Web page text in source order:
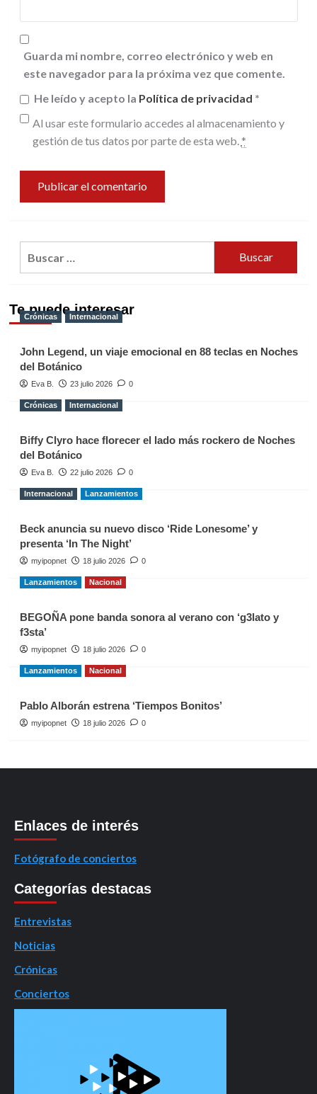
Guarda mi nombre, correo electrónico y web en
este navegador para la próxima vez que comente.
He leído y acepto la Política de privacidad *
Al usar este formulario accedes al almacenamiento y
gestión de tus datos por parte de esta web. *
Te puede interesar
Crónicas Internacional
John Legend, un viaje emocional en 88 teclas en Noches
del Botánico
Eva B. 23 julio 2026 0
Crónicas Internacional
Biffy Clyro hace florecer el lado más rockero de Noches
del Botánico
Eva B. 22 julio 2026 0
Internacional Lanzamientos
Beck anuncia su nuevo disco ‘Ride Lonesome’ y
presenta ‘In The Night’
myipopnet 18 julio 2026 0
Lanzamientos Nacional
BEGOÑA pone banda sonora al verano con ‘g3lato y
f3sta’
myipopnet 18 julio 2026 0
Lanzamientos Nacional
Pablo Alborán estrena ‘Tiempos Bonitos’
myipopnet 18 julio 2026 0
Enlaces de interés
Fotógrafo de conciertos
Categorías destacas
Entrevistas
Noticias
Crónicas
Conciertos